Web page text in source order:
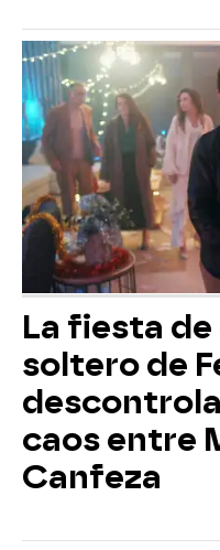
La fiesta
soltero de
caos entre
Canfeza